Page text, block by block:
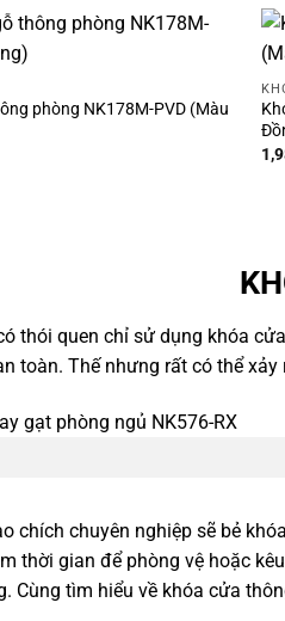
phòng NK178M-PVD (Màu
thói quen chỉ sử dụng khóa
toàn. Thế nhưng rất có thể
chích chuyên nghiệp sẽ bẻ
thời gian để phòng vệ hoặc
Cùng tìm hiểu về khóa cửa